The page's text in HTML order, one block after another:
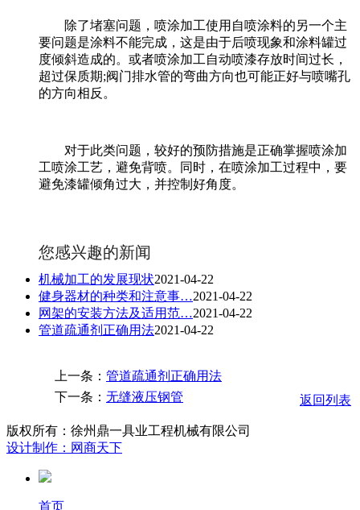
除了堵塞问题，喷涂加工使用自喷涂料的另一个主
要问题是涂料不能完成，这是由于后喷现象和涂料罐过
度倾斜造成的。或者喷涂加工自动喷漆存放时间过长，
超过保质期;阀门排水管的弯曲方向也可能正好与喷嘴孔
的方向相反。
对于此类问题，较好的预防措施是正确掌握喷涂加
工喷涂工艺，避免背喷。同时，在喷涂加工过程中，要
避免漆罐倾角过大，并控制好角度。
您感兴趣的新闻
机械加工的发展现状2021-04-22
健身器材的种类和注意事…2021-04-22
网架的安装方法及适用范…2021-04-22
管道疏通剂正确用法2021-04-22
上一条： 管道疏通剂正确用法
下一条： 无缝液压钢管 返回列表
版权所有：徐州鼎一具业工程机械有限公司
设计制作：网商天下
首页